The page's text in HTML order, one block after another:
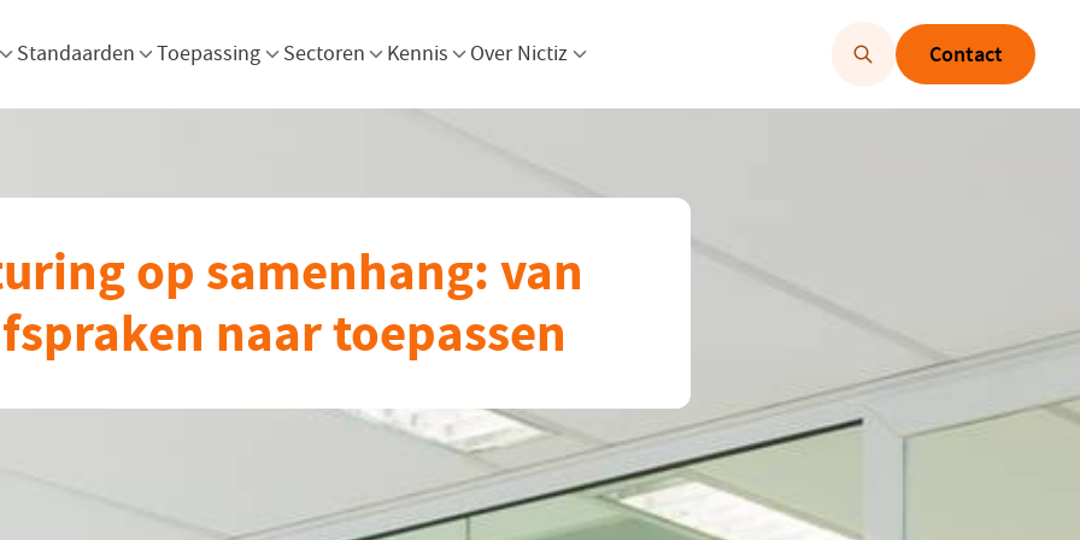
Menu openen
Standaarden Menu openen
Toepassing Menu openen
Sectoren Menu openen
Kennis Menu openen
Over Nictiz Contact
op samenhang: van
naar toepassen